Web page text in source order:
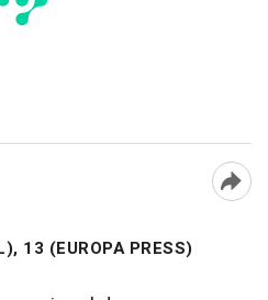
13 (EUROPA PRESS)